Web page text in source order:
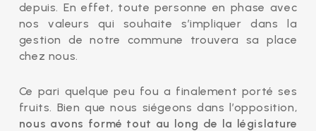
depuis. En effet, toute personne en phase avec
nos valeurs qui souhaite s’impliquer dans la
gestion de notre commune trouvera sa place
chez nous.
Ce pari quelque peu fou a finalement porté ses
fruits. Bien que nous siégeons dans l’opposition,
nous avons formé tout au long de la législature